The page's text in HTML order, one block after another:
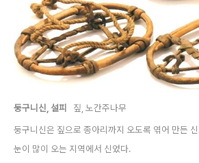
둥구니신, 설피 짚, 노간주나무
둥구니신은 짚으로 종아리까지 오도록 엮어 만든 신
눈이 많이 오는 지역에서 신었다.